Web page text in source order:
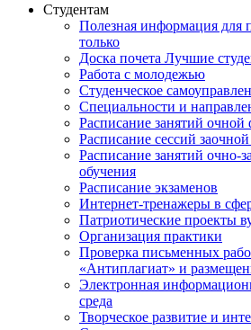
Студентам
Полезная информация для
только
Доска почета Лучшие
Работа с молодежью
Студенческое
Специальности и
Расписание занятий
Расписание сессий
Расписание занятий очно-
обучения
Расписание экзаменов
Интернет-тренажеры в
Патриотические проекты
Организация практики
Проверка письменных
«Антиплагиат» и
Электронная
среда
Творческое развитие и